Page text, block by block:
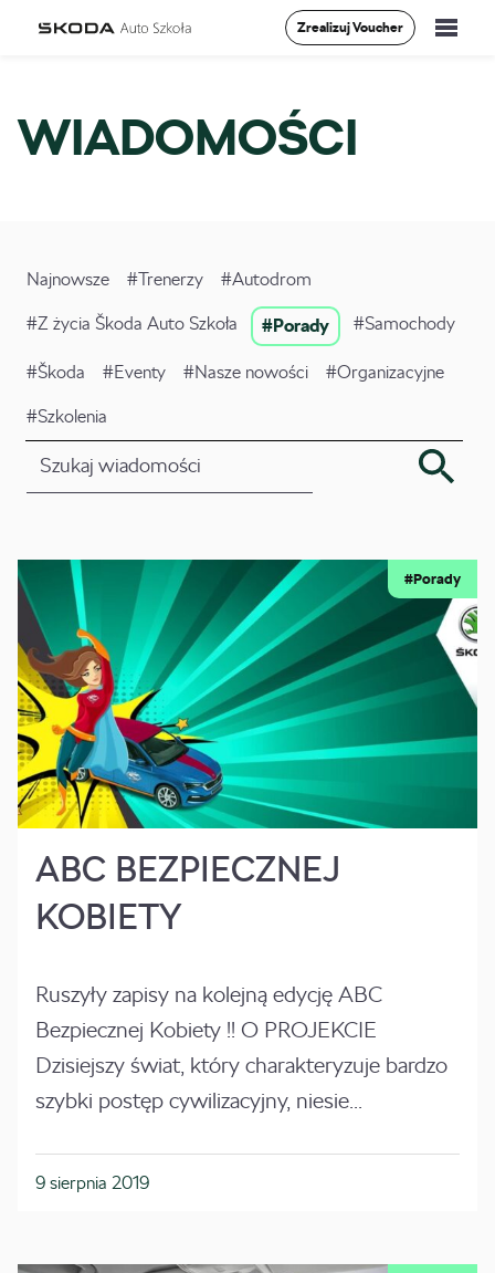
Zrealizuj Voucher
Vademecum
Kontakt
WIADOMOŚCI
Najnowsze #Trenerzy #Autodrom
#Z życia Škoda Auto Szkoła #Porady #Samochody
#Škoda #Eventy #Nasze nowości #Organizacyjne
#Szkolenia
ABC BEZPIECZNEJ
KOBIETY
Ruszyły zapisy na kolejną edycję ABC
Bezpiecznej Kobiety !! O PROJEKCIE
Dzisiejszy świat, który charakteryzuje bardzo
szybki postęp cywilizacyjny, niesie...
9 sierpnia 2019
#Porady